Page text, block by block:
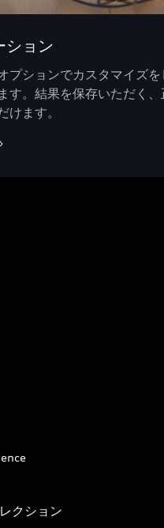
ション
プションでカスタマイズ
す。結果を保存いただく
けます。
クション